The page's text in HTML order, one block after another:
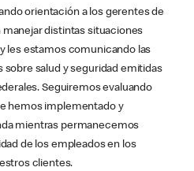
orientación a los gerentes de
distintas situaciones
les estamos comunicando las
salud y seguridad emitidas
Seguiremos evaluando
hemos implementado y
mientras permanecemos
de los empleados en los
clientes.